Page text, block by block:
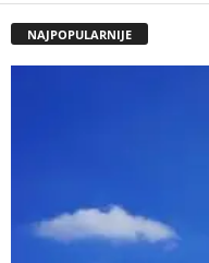
NAJPOPULARNIJE